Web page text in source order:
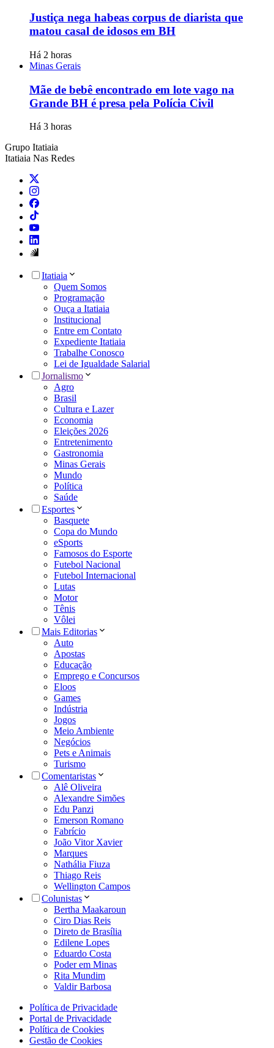
Justiça nega habeas corpus de diarista que
matou casal de idosos em BH
Há 2 horas
Minas Gerais
Mãe de bebê encontrado em lote vago na
Grande BH é presa pela Polícia Civil
Há 3 horas
Grupo Itatiaia
Itatiaia Nas Redes
Itatiaia
Quem Somos
Programação
Ouça a Itatiaia
Institucional
Entre em Contato
Expediente Itatiaia
Trabalhe Conosco
Lei de Igualdade Salarial
Jornalismo
Agro
Brasil
Cultura e Lazer
Economia
Eleições 2026
Entretenimento
Gastronomia
Minas Gerais
Mundo
Política
Saúde
Esportes
Basquete
Copa do Mundo
eSports
Famosos do Esporte
Futebol Nacional
Futebol Internacional
Lutas
Motor
Tênis
Vôlei
Mais Editorias
Auto
Apostas
Educação
Emprego e Concursos
Eloos
Games
Indústria
Jogos
Meio Ambiente
Negócios
Pets e Animais
Turismo
Comentaristas
Alê Oliveira
Alexandre Simões
Edu Panzi
Emerson Romano
Fabrício
João Vitor Xavier
Marques
Nathália Fiuza
Thiago Reis
Wellington Campos
Colunistas
Bertha Maakaroun
Ciro Dias Reis
Direto de Brasília
Edilene Lopes
Eduardo Costa
Poder em Minas
Rita Mundim
Valdir Barbosa
Política de Privacidade
Portal de Privacidade
Política de Cookies
Gestão de Cookies